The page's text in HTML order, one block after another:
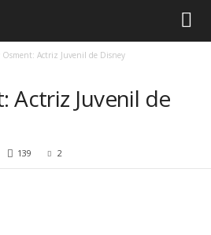
Osment: Actriz Juvenil de Disney
Actriz Juvenil de
139 2